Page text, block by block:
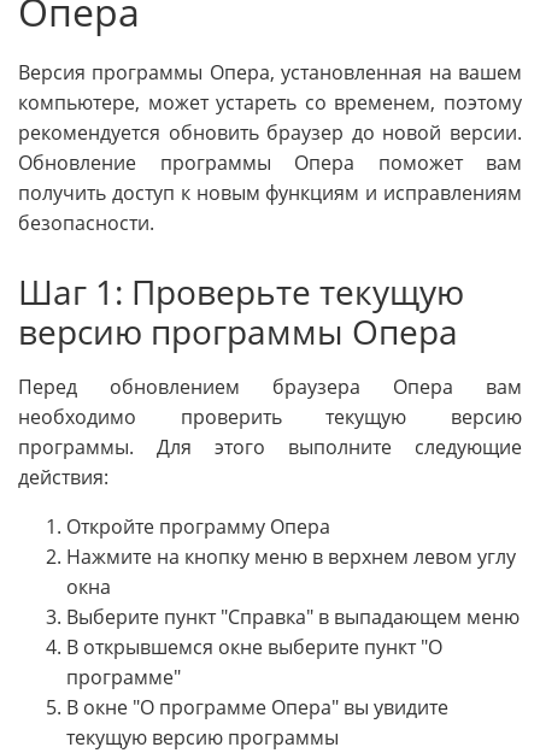
Опера
Версия программы Опера, установленная на вашем
компьютере, может устареть со временем, поэтому
рекомендуется обновить браузер до новой версии.
Обновление программы Опера поможет вам
получить доступ к новым функциям и исправлениям
безопасности.
Шаг 1: Проверьте текущую
версию программы Опера
Перед обновлением браузера Опера вам
необходимо проверить текущую версию
программы. Для этого выполните следующие
действия:
Откройте программу Опера
Нажмите на кнопку меню в верхнем левом углу
окна
Выберите пункт "Справка" в выпадающем меню
В открывшемся окне выберите пункт "О
программе"
В окне "О программе Опера" вы увидите
текущую версию программы